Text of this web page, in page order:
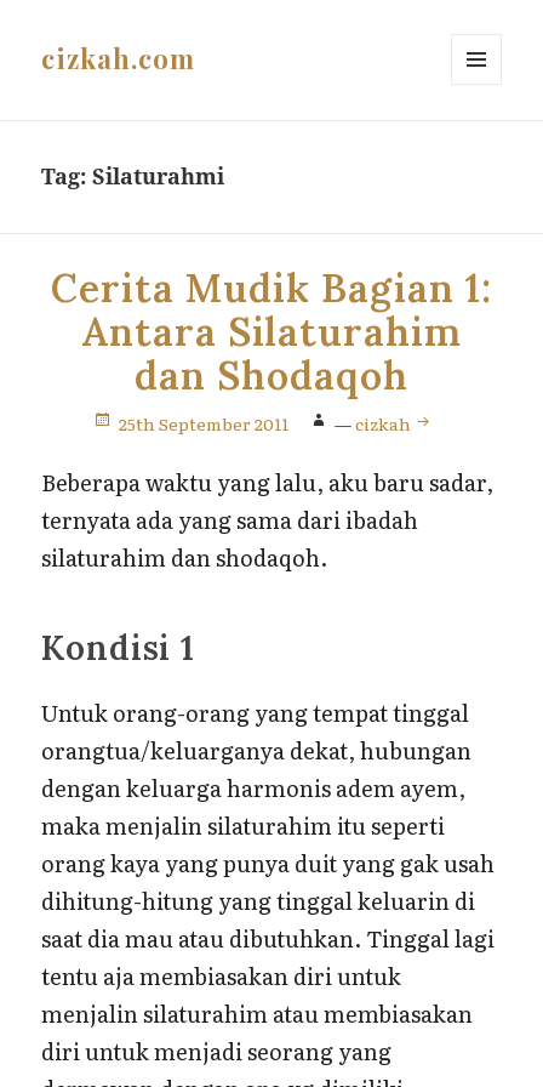
cizkah.com
Tag:Silaturahmi
Cerita Mudik Bagian 1:
Antara Silaturahim
dan Shodaqoh
25th September 2011 —cizkah
Beberapa waktu yang lalu, aku baru sadar,
ternyata ada yang sama dari ibadah
silaturahim dan shodaqoh.
Kondisi 1
Untuk orang-orang yang tempat tinggal
orangtua/keluarganya dekat, hubungan
dengan keluarga harmonis adem ayem,
maka menjalin silaturahim itu seperti
orang kaya yang punya duit yang gak usah
dihitung-hitung yang tinggal keluarin di
saat dia mau atau dibutuhkan. Tinggal lagi
tentu aja membiasakan diri untuk
menjalin silaturahim atau membiasakan
diri untuk menjadi seorang yang